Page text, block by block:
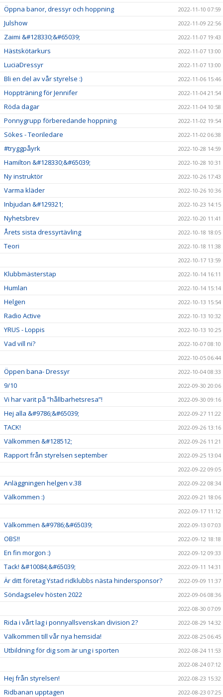
Öppna banor, dressyr och hoppning 2022-11-10 07:59
Julshow 2022-11-09 22:56
Zaimi &#128330;&#65039; 2022-11-07 19:43
Hästskötarkurs 2022-11-07 13:00
LuciaDressyr 2022-11-07 13:00
Bli en del av vår styrelse :) 2022-11-06 15:46
Hoppträning för Jennifer 2022-11-04 21:54
Röda dagar 2022-11-04 10:58
Ponnygrupp förberedande hoppning 2022-11-02 19:54
Sökes - Teoriledare 2022-11-02 06:38
#tryggpåyrk 2022-10-28 14:59
Hamilton &#128330;&#65039; 2022-10-28 10:31
Ny instruktör 2022-10-26 17:43
Varma kläder 2022-10-26 10:36
Inbjudan &#129321; 2022-10-23 14:15
Nyhetsbrev 2022-10-20 11:41
Årets sista dressyrtävling 2022-10-18 18:05
Teori
2022-10-18 11:38
2022-10-17 13:59
Klubbmästerstap 2022-10-14 16:11
Humlan 2022-10-14 15:14
Helgen 2022-10-13 15:54
Radio Active 2022-10-13 10:32
YRUS - Loppis 2022-10-13 10:25
Vad vill ni?
2022-10-07 08:10
2022-10-05 06:44
Öppen bana- Dressyr 2022-10-04 08:33
9/10 2022-09-30 20:06
Vi har varit på ”hållbarhetsresa”! 2022-09-30 09:16
Hej alla &#9786;&#65039; 2022-09-27 11:22
TACK! 2022-09-26 13:16
Välkommen &#128512; 2022-09-26 11:21
Rapport från styrelsen september
2022-09-25 13:04
2022-09-22 09:05
Anläggningen helgen v.38 2022-09-22 08:34
Välkommen :)
2022-09-21 18:06
2022-09-17 11:12
Välkommen &#9786;&#65039; 2022-09-13 07:03
OBS!! 2022-09-12 18:18
En fin morgon :) 2022-09-12 09:33
Tack! &#10084;&#65039; 2022-09-11 14:31
Är ditt företag Ystad ridklubbs nästa hindersponsor? 2022-09-09 11:37
Söndagselev hösten 2022
2022-09-06 08:36
2022-08-30 07:09
Rida i vårt lag i ponnyallsvenskan division 2? 2022-08-29 14:32
Välkommen till vår nya hemsida! 2022-08-25 06:45
Utbildning för dig som är ung i sporten
2022-08-24 11:53
2022-08-24 07:12
Hej från styrelsen! 2022-08-23 15:32
Ridbanan upptagen 2022-08-23 07:25